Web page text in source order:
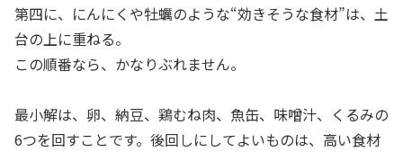
第四に、にんにくや牡蠣のような“効きそうな食材”は、土
台の上に重ねる。
この順番なら、かなりぶれません。
最小解は、卵、納豆、鶏むね肉、魚缶、味噌汁、くるみの
6つを回すことです。後回しにしてよいものは、高い食材